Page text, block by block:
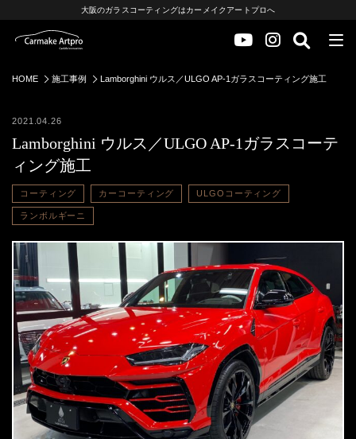
大阪のガラスコーティングはカーメイクアートプロへ
HOME 施工事例 Lamborghini ウルス／ULGO AP-1ガラスコーティング施工
2021.04.26
Lamborghini ウルス／ULGO AP-1ガラスコーテ
ィング施工
コーティング カーコーティング ULGOコーティング
ランボルギーニ